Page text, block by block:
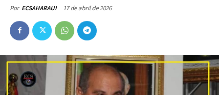
Por ECSAHARAUI 17 de abril de 2026